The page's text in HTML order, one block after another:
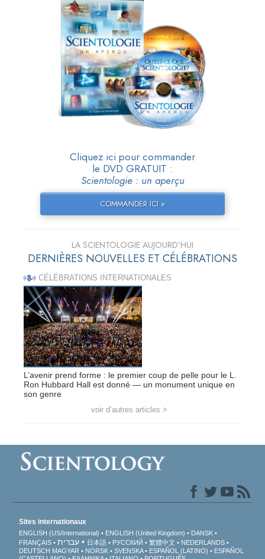
Cliquez ici pour commander
le DVD GRATUIT :
Scientologie : un aperçu
COMMANDER ICI »
LA SCIENTOLOGIE AUJOURD’HUI
DERNIÈRES NOUVELLES ET CÉLÉBRATIONS
CÉLÉBRATIONS INTERNATIONALES
L’avenir prend forme : le premier coup de pelle pour le L.
Ron Hubbard Hall est donné — un monument unique en
son genre
voir d’autres articles >
Sites internationaux
ENGLISH (US/International) ENGLISH (United Kingdom)
DANSK
FRANÇAIS
עברית 日本語 РУССКИЙ 繁體中文
NEDERLANDS
DEUTSCH MAGYAR NORSK SVENSKA ESPAÑOL (LATINO)
ESPAÑOL